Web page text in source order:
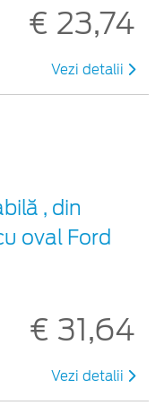
€ 23,74
Vezi detalii
, din
oval Ford
€ 31,64
Vezi detalii